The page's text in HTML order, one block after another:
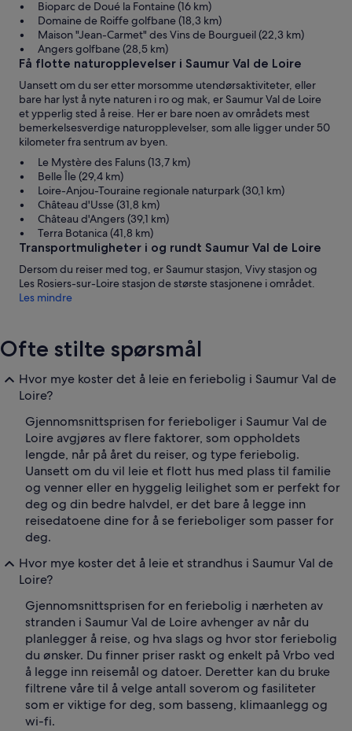
Bioparc de Doué la Fontaine (16 km)
Domaine de Roiffe golfbane (18,3 km)
Maison "Jean-Carmet" des Vins de Bourgueil (22,3 km)
Angers golfbane (28,5 km)
Få flotte naturopplevelser i Saumur Val de Loire
Uansett om du ser etter morsomme utendørsaktiviteter, eller
bare har lyst å nyte naturen i ro og mak, er Saumur Val de Loire
et ypperlig sted å reise. Her er bare noen av områdets mest
bemerkelsesverdige naturopplevelser, som alle ligger under 50
kilometer fra sentrum av byen.
Le Mystère des Faluns (13,7 km)
Belle Île (29,4 km)
Loire-Anjou-Touraine regionale naturpark (30,1 km)
Château d'Usse (31,8 km)
Château d'Angers (39,1 km)
Terra Botanica (41,8 km)
Transportmuligheter i og rundt Saumur Val de Loire
Dersom du reiser med tog, er Saumur stasjon, Vivy stasjon og
Les Rosiers-sur-Loire stasjon de største stasjonene i området.
Les mindre
Ofte stilte spørsmål
Hvor mye koster det å leie en feriebolig i Saumur Val de
Loire?
Gjennomsnittsprisen for ferieboliger i Saumur Val de
Loire avgjøres av flere faktorer, som oppholdets
lengde, når på året du reiser, og type feriebolig.
Uansett om du vil leie et flott hus med plass til familie
og venner eller en hyggelig leilighet som er perfekt for
deg og din bedre halvdel, er det bare å legge inn
reisedatoene dine for å se ferieboliger som passer for
deg.
Hvor mye koster det å leie et strandhus i Saumur Val de
Loire?
Gjennomsnittsprisen for en feriebolig i nærheten av
stranden i Saumur Val de Loire avhenger av når du
planlegger å reise, og hva slags og hvor stor feriebolig
du ønsker. Du finner priser raskt og enkelt på Vrbo ved
å legge inn reisemål og datoer. Deretter kan du bruke
filtrene våre til å velge antall soverom og fasiliteter
som er viktige for deg, som basseng, klimaanlegg og
wi-fi.